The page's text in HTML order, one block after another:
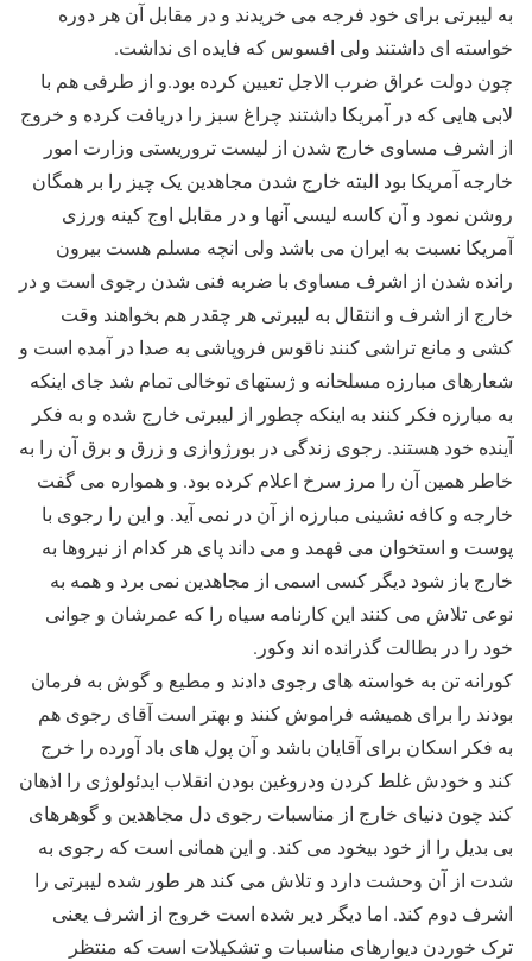
به لیبرتی برای خود فرجه می خریدند و در مقابل آن هر دوره
خواسته ای داشتند ولی افسوس که فایده ای نداشت.
چون دولت عراق ضرب الاجل تعیین کرده بود.و از طرفی هم با
لابی هایی که در آمریکا داشتند چراغ سبز را دریافت کرده و خروج
از اشرف مساوی خارج شدن از لیست تروریستی وزارت امور
خارجه آمریکا بود البته خارج شدن مجاهدین یک چیز را بر همگان
روشن نمود و آن کاسه لیسی آنها و در مقابل اوج کینه ورزی
آمریکا نسبت به ایران می باشد ولی انچه مسلم هست بیرون
رانده شدن از اشرف مساوی با ضربه فنی شدن رجوی است و در
خارج از اشرف و انتقال به لیبرتی هر چقدر هم بخواهند وقت
کشی و مانع تراشی کنند ناقوس فروپاشی به صدا در آمده است و
شعارهای مبارزه مسلحانه و ژستهای توخالی تمام شد جای اینکه
به مبارزه فکر کنند به اینکه چطور از لیبرتی خارج شده و به فکر
آینده خود هستند. رجوی زندگی در بورژوازی و زرق و برق آن را به
خاطر همین آن را مرز سرخ اعلام کرده بود. و همواره می گفت
خارجه و کافه نشینی مبارزه از آن در نمی آید. و این را رجوی با
پوست و استخوان می فهمد و می داند پای هر کدام از نیروها به
خارج باز شود دیگر کسی اسمی از مجاهدین نمی برد و همه به
نوعی تلاش می کنند این کارنامه سیاه را که عمرشان و جوانی
خود را در بطالت گذرانده اند وکور.
کورانه تن به خواسته های رجوی دادند و مطیع و گوش به فرمان
بودند را برای همیشه فراموش کنند و بهتر است آقای رجوی هم
به فکر اسکان برای آقایان باشد و آن پول های باد آورده را خرج
کند و خودش غلط کردن ودروغین بودن انقلاب ایدئولوژی را اذهان
کند چون دنیای خارج از مناسبات رجوی دل مجاهدین و گوهرهای
بی بدیل را از خود بیخود می کند. و این همانی است که رجوی به
شدت از آن وحشت دارد و تلاش می کند هر طور شده لیبرتی را
اشرف دوم کند. اما دیگر دیر شده است خروج از اشرف یعنی
ترک خوردن دیوارهای مناسبات و تشکیلات است که منتظر